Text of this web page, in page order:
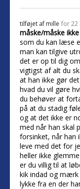
tilføjet af mille for 22
måske/måske ikke
som du kan læse
man kan tilgive
det er op til dig
vigtigst af alt du
at han ikke gør
hvad du vil gøre
du behøver at
på at du stadig
og at det ikke er
med når han skal
forsinket, når han
leve med det for
heller ikke
er du villig til at
kik indad og mærk
lykke fra en der